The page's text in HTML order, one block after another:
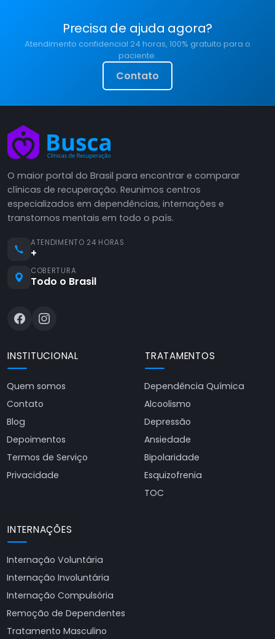
Precisa de ajuda agora?
Atendimento confidencial 24 horas, 100% gratuito para o
paciente.
Contato
O maior portal do Brasil para encontrar e comparar
clínicas de recuperação. Reunimos centros
especializados em dependências, internações e
transtornos mentais em todo o país.
ATENDIMENTO 24 HORAS
+
COBERTURA
Todo o Brasil
INSTITUCIONAL
Quem somos
Contato
Blog
Depoimentos
Termos de Serviço
Privacidade
TRATAMENTOS
Dependência Química
Alcoolismo
Depressão
Ansiedade
Bipolaridade
Esquizofrenia
TOC
INTERNAÇÕES
Internação Voluntária
Internação Involuntária
Internação Compulsória
Remoção de Dependentes
Tratamento Masculino